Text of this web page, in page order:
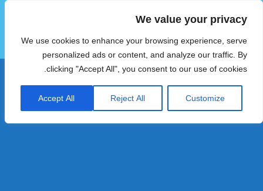
We value your privacy
We use cookies to enhance your browsing experience, serve
personalized ads or content, and analyze our traffic. By
clicking "Accept All", you consent to our use of cookies.
Customize
Reject All
Accept All
הוטצימר
תפריטים
ווידג'טים